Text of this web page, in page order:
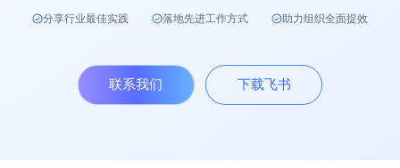
分享行业最佳实践 落地先进工作方式 助力组织全面提效
联系我们 下载飞书